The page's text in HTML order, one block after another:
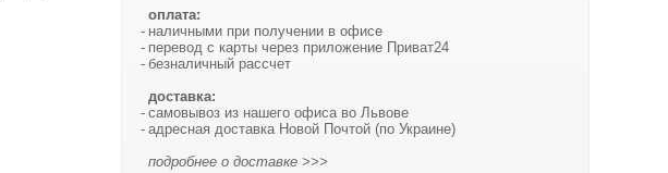
оплата:
наличными при получении в офисе
перевод с карты через приложение Приват24
безналичный рассчет
доставка:
самовывоз из нашего офиса во Львове
адресная доставка Новой Почтой (по Украине)
подробнее о доставке >>>